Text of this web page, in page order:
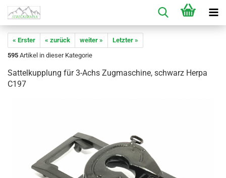
« Erster « zurück weiter »
Letzter »
595 Artikel in dieser Kategorie
Sattelkupplung für 3-Achs Zugmaschine, schwarz Herpa
C197